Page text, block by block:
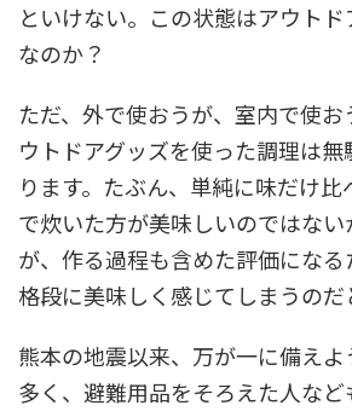
といけない。この状態はアウト
なのか？
ただ、外で使おうが、室内で使
ウトドアグッズを使った調理は
ります。たぶん、単純に味だけ
で炊いた方が美味しいのではな
が、作る過程も含めた評価にな
格段に美味しく感じてしまうのだ
熊本の地震以来、万が一に備え
多く、避難用品をそろえた人な